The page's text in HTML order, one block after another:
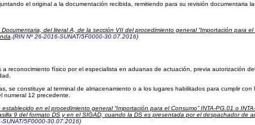
el original a la documentación recibida, remitiendo para su revisión documentaria
del literal A, de la sección VII del procedimiento general “Importación para
(RIN Nº 26-2016-SUNAT/5F0000-30.07.2016)
reconocimiento físico por el especialista en aduanas de actuación, previa autorización
se constituye al terminal de almacenamiento o a los lugares habilitados para cumplir
numeral 12 precedente.
en el procedimiento general “Importación para el Consumo” INTA-PG.01 o
9 del formato DS y en el SIGAD, cuando la DS es presentada por el despachador
SUNAT/5F0000-30.07.2016)